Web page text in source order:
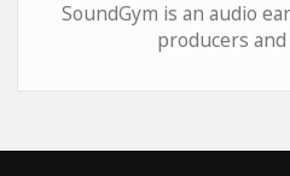
SoundGym is an audio
producers